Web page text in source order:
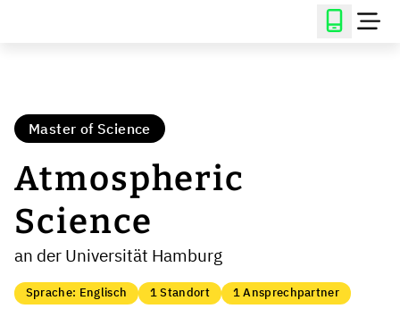
Master of Science
Atmospheric
Science
an der Universität Hamburg
Sprache: Englisch 1 Standort 1 Ansprechpartner